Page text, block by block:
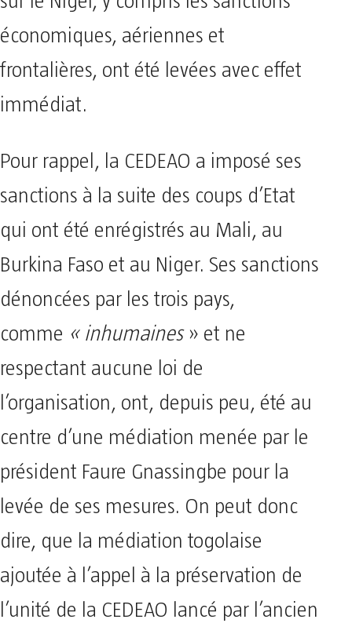
économiques, aériennes et
frontalières, ont été levées avec effet
immédiat.
Pour rappel, la CEDEAO a imposé ses
sanctions à la suite des coups d’Etat
qui ont été enrégistrés au Mali, au
Burkina Faso et au Niger. Ses sanctions
dénoncées par les trois pays,
comme « inhumaines» et ne
respectant aucune loi de
l’organisation, ont, depuis peu, été au
centre d’une médiation menée par le
président Faure Gnassingbe pour la
levée de ses mesures. On peut donc
dire, que la médiation togolaise
ajoutée à l’appel à la préservation de
l’unité de la CEDEAO lancé par l’ancien